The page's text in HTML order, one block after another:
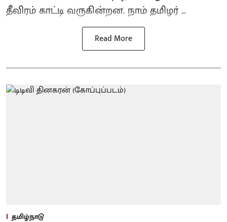
தீவிரம் காட்டி வருகின்றன. நாம் தமிழர் ...
Read More
தமிழ்நாடு